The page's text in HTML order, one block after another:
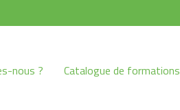
nous ? Catalogue de formations